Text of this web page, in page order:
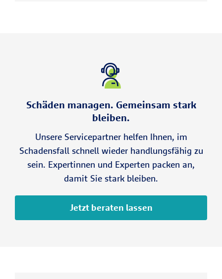
Schäden managen. Gemeinsam stark
bleiben.
Unsere Servicepartner helfen Ihnen, im
Schadensfall schnell wieder handlungsfähig zu
sein. Expertinnen und Experten packen an,
damit Sie stark bleiben.
Jetzt beraten lassen